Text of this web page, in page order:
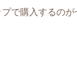
で購入するのが